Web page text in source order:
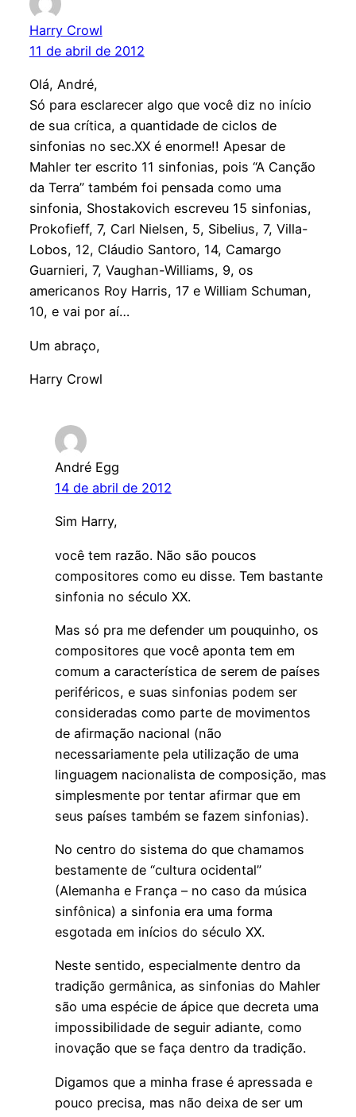
Harry Crowl
11 de abril de 2012
Olá, André,
Só para esclarecer algo que você diz no início
de sua crítica, a quantidade de ciclos de
sinfonias no sec.XX é enorme!! Apesar de
Mahler ter escrito 11 sinfonias, pois “A Canção
da Terra” também foi pensada como uma
sinfonia, Shostakovich escreveu 15 sinfonias,
Prokofieff, 7, Carl Nielsen, 5, Sibelius, 7, Villa-
Lobos, 12, Cláudio Santoro, 14, Camargo
Guarnieri, 7, Vaughan-Williams, 9, os
americanos Roy Harris, 17 e William Schuman,
10, e vai por aí…
Um abraço,
Harry Crowl
André Egg
14 de abril de 2012
Sim Harry,
você tem razão. Não são poucos
compositores como eu disse. Tem bastante
sinfonia no século XX.
Mas só pra me defender um pouquinho, os
compositores que você aponta tem em
comum a característica de serem de países
periféricos, e suas sinfonias podem ser
consideradas como parte de movimentos
de afirmação nacional (não
necessariamente pela utilização de uma
linguagem nacionalista de composição, mas
simplesmente por tentar afirmar que em
seus países também se fazem sinfonias).
No centro do sistema do que chamamos
bestamente de “cultura ocidental”
(Alemanha e França – no caso da música
sinfônica) a sinfonia era uma forma
esgotada em inícios do século XX.
Neste sentido, especialmente dentro da
tradição germânica, as sinfonias do Mahler
são uma espécie de ápice que decreta uma
impossibilidade de seguir adiante, como
inovação que se faça dentro da tradição.
Digamos que a minha frase é apressada e
pouco precisa, mas não deixa de ser um